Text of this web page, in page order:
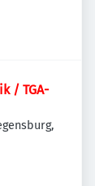
/ TGA-